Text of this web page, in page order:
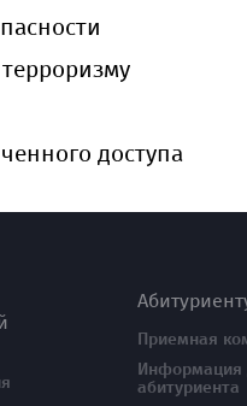
доступа
Приемная
Информация
абитуриента